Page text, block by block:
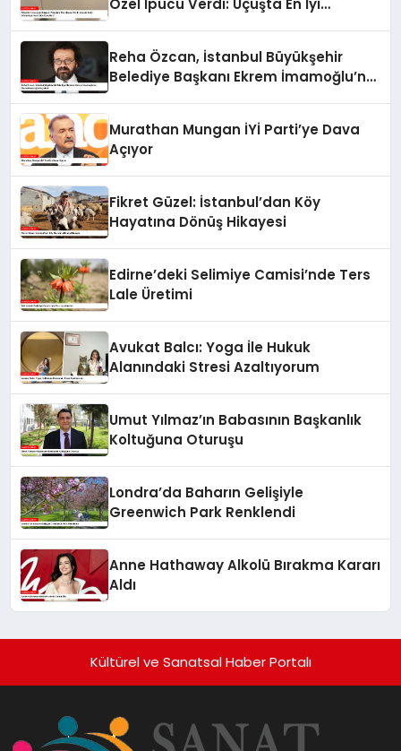
Özel İpucu Verdi: Uçuşta En İyi
Reha Özcan, İstanbul Büyükşehir
Belediye Başkanı Ekrem İmamoğlu’nu
Murathan Mungan İYİ Parti’ye Dava
Açıyor
Fikret Güzel: İstanbul’dan Köy
Hayatına Dönüş Hikayesi
Edirne’deki Selimiye Camisi’nde Ters
Lale Üretimi
Avukat Balcı: Yoga İle Hukuk
Alanındaki Stresi Azaltıyorum
Umut Yılmaz’ın Babasının Başkanlık
Koltuğuna Oturuşu
Londra’da Baharın Gelişiyle
Greenwich Park Renklendi
Anne Hathaway Alkolü Bırakma Kararı
Aldı
Kültürel ve Sanatsal Haber Portalı